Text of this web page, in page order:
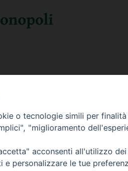
o tecnologie simili per
"miglioramento
acconsenti all'utilizzo
e personalizzare le tue